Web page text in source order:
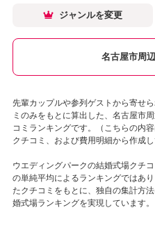
ジャンルを変更
名古屋市周
先輩カップルや参列ゲストから寄せ
ミのみをもとに算出した、名古屋市
コミランキングです。（こちらの内
クチコミ、および費用明細から作成し
ウエディングパークの結婚式場クチ
の単純平均によるランキングではあ
たクチコミをもとに、独自の集計方
婚式場ランキングを実現しています。